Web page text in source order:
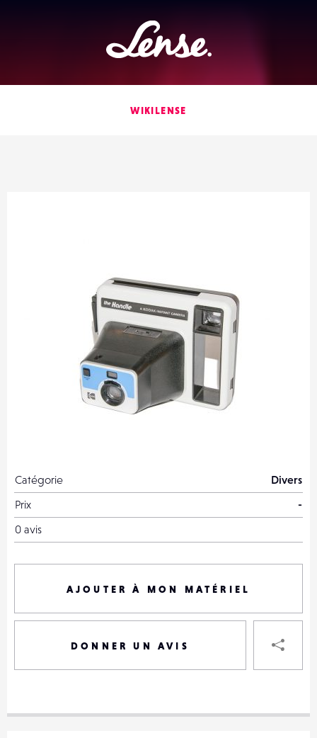
Lense
WIKILENSE
Catégorie
Divers
Prix
-
0 avis
AJOUTER À MON MATÉRIEL
DONNER UN AVIS
VOTRE